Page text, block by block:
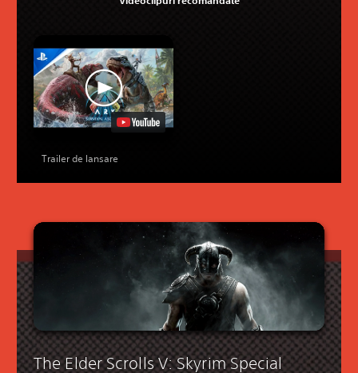
Trailer de lansare
The Elder Scrolls V: Skyrim Special